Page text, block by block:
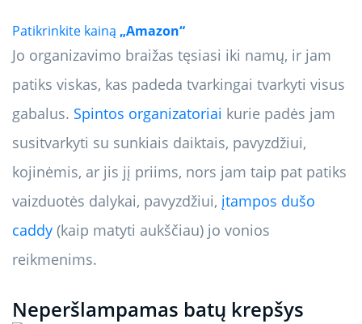
Patikrinkite kainą „Amazon“
Jo organizavimo braižas tęsiasi iki namų, ir jam
patiks viskas, kas padeda tvarkingai tvarkyti visus
gabalus. Spintos organizatoriai kurie padės jam
susitvarkyti su sunkiais daiktais, pavyzdžiui,
kojinėmis, ar jis jį priims, nors jam taip pat patiks
vaizduotės dalykai, pavyzdžiui, įtampos dušo
caddy (kaip matyti aukščiau) jo vonios
reikmenims.
Neperšlampamas batų krepšys